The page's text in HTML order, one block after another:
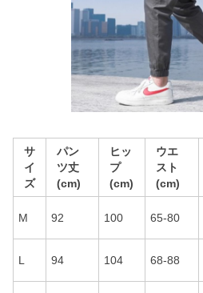
サ
イ
ズ
パン
ツ丈
(cm)
ヒッ
プ
(cm)
ウエ
スト
(cm)
M 92 100 65-80
L 94 104 68-88